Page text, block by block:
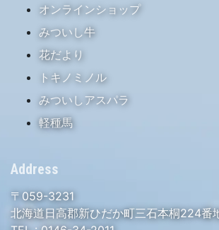
オンラインショップ
みついし牛
花だより
トキノミノル
みついしアスパラ
軽種馬
Address
〒059-3231
北海道日高郡新ひだか町三石本桐224番